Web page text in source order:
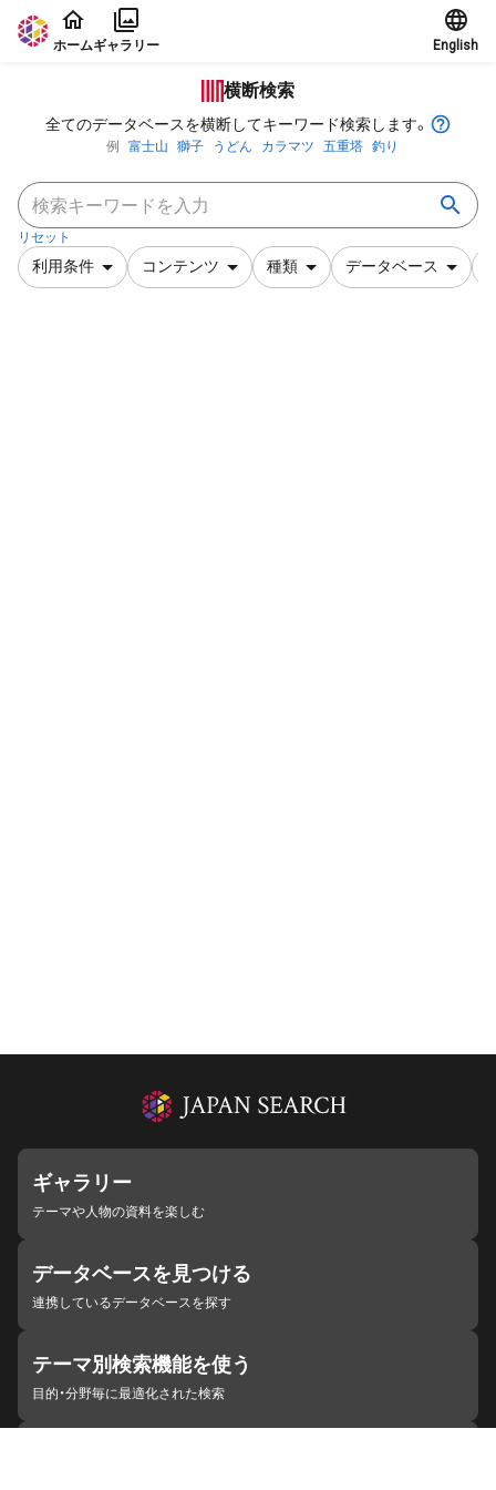
本文に飛ぶ
ホームギャラリー English
横断検索
全てのデータベースを横断してキーワード検索します。
例 富士山 獅子 うどん カラマツ 五重塔 釣り
リセット
利用条件 コンテンツ 種類 データベース
ギャラリー
テーマや人物の資料を楽しむ
データベースを見つける
連携しているデータベースを探す
テーマ別検索機能を使う
目的・分野毎に最適化された検索